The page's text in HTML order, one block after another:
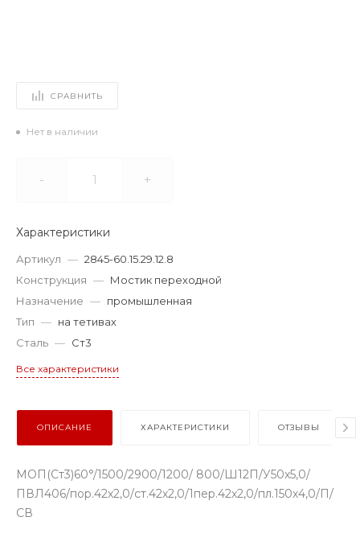
СРАВНИТЬ
Нет в наличии
- +
Характеристики
Артикул — 2845-60.15.29.12.8
Конструкция — Мостик переходной
Назначение — промышленная
Тип — на тетивах
Сталь — Ст3
Все характеристики
ОПИСАНИЕ ХАРАКТЕРИСТИКИ ОТЗЫВЫ
МОП(Ст3)60°/1500/2900/1200/ 800/Ш12П/У50х5,0/
ПВЛ406/пор.42х2,0/ст.42х2,0/1пер.42х2,0/пл.150х4,0/П/
СВ